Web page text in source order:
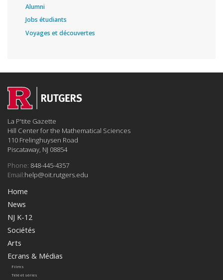
Alumni
Jobs étudiants
Voyages et découvertes
Home
News
NJ K-12
Sociétés
Arts
Ecrans & Médias
Films
Télé et séries
La P'tite Gazette
Hill Center for the Mathematical Sciences
110 Frelinghuysen Road
Piscataway, NJ 08854
Phone: 848-445-4357
Email:help@oit.rutgers.edu